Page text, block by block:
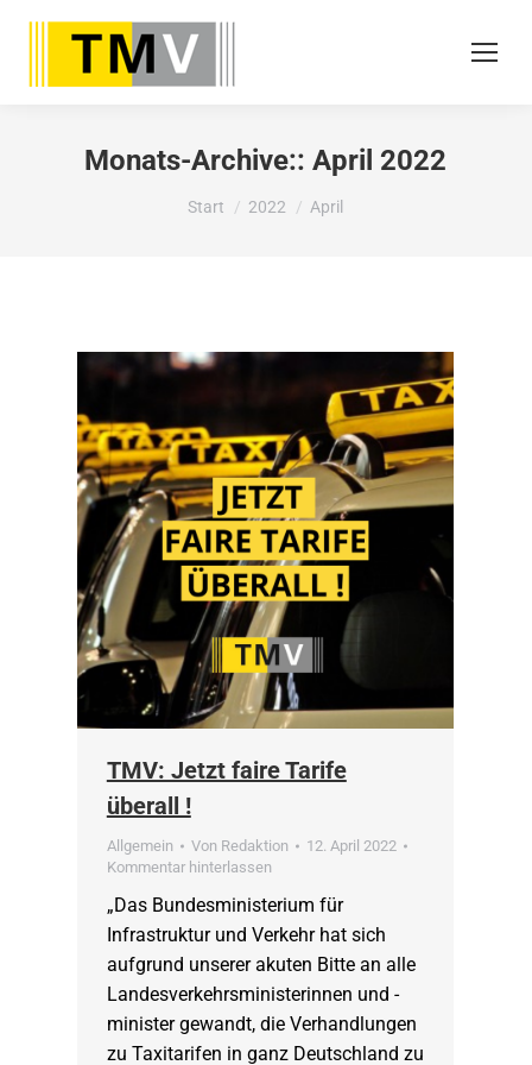
Monats-Archive::April 2022
Sie befinden sich hier:
Start 2022 April
TMV: Jetzt faire Tarife
überall !
Allgemein Von Redaktion
12. April 2022
Kommentar hinterlassen
„Das Bundesministerium für
Infrastruktur und Verkehr hat sich
aufgrund unserer akuten Bitte an alle
Landesverkehrsministerinnen und -
minister gewandt, die Verhandlungen
zu Taxitarifen in ganz Deutschland zu